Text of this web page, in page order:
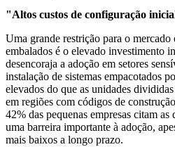
"Altos custos de configuração
Uma grande restrição para o
embalados é o elevado investimento
desencoraja a adoção em setores
instalação de sistemas empacotados
elevados do que as unidades
em regiões com códigos de
42% das pequenas empresas citam as
uma barreira importante à adoção,
mais baixos a longo prazo.